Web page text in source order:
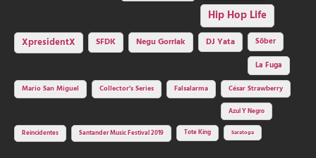
Hip Hop Life
XpresidentX SFDK Negu Gorriak DJ Yata
Sôber
La Fuga
Mario San Miguel
Collector's Series Falsalarma César Strawberry
Azul Y Negro
Reincidentes Santander Music Festival 2019 Tote King Saratoga